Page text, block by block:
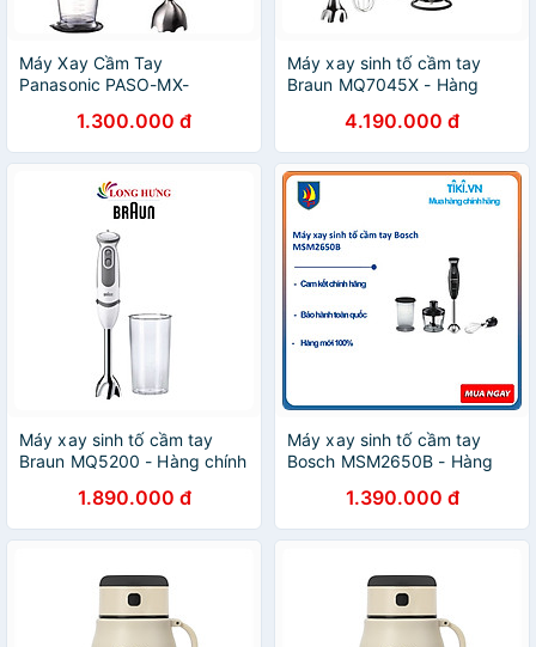
Máy Xay Cầm Tay
Panasonic PASO-MX-
1.300.000 đ
Máy xay sinh tố cầm tay
Braun MQ7045X - Hàng
4.190.000 đ
Máy xay sinh tố cầm tay
Braun MQ5200 - Hàng chính
1.890.000 đ
Máy xay sinh tố cầm tay
Bosch MSM2650B - Hàng
1.390.000 đ